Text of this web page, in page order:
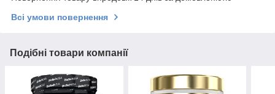
Всі умови повернення
Подібні товари компанії